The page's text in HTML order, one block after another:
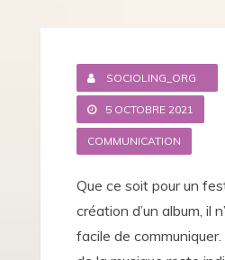
SOCIOLING_ORG
5 OCTOBRE 2021
COMMUNICATION
Que ce soit pour un
création d’un album, il
facile de